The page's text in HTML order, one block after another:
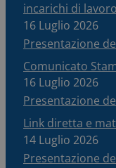
incarichi di
16 Luglio 2026
Presentazione
Comunicato
16 Luglio 2026
Presentazione
Link diretta e
14 Luglio 2026
Presentazione